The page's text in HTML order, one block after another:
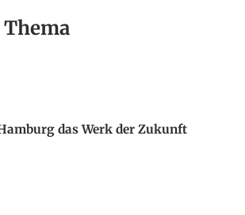
das Werk der Zukunft